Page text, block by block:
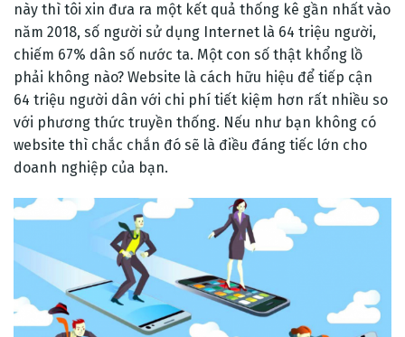
này thì tôi xin đưa ra một kết quả thống kê gần nhất vào
năm 2018, số người sử dụng Internet là 64 triệu người,
chiếm 67% dân số nước ta. Một con số thật khổng lồ
phải không nào? Website là cách hữu hiệu để tiếp cận
64 triệu người dân với chi phí tiết kiệm hơn rất nhiều so
với phương thức truyền thống. Nếu như bạn không có
website thì chắc chắn đó sẽ là điều đáng tiếc lớn cho
doanh nghiệp của bạn.